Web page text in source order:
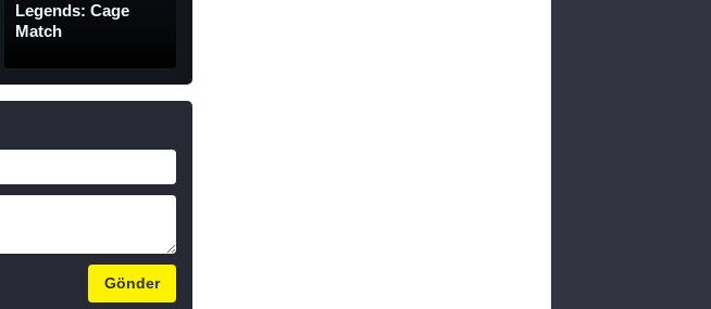
Legends: Cage
Match